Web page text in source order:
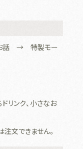
話 → 特製モー
リンク、小さなお
文できません。